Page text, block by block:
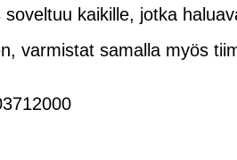
soveltuu kaikille, jotka
varmistat samalla myös